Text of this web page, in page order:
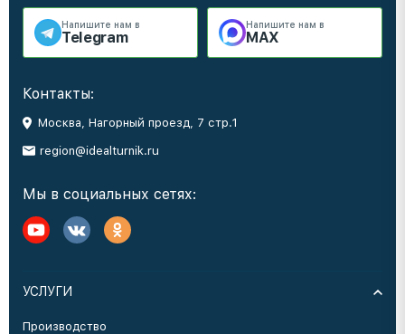
Напишите нам в
Telegram
Напишите нам в
MAX
Контакты:
Москва, Нагорный проезд, 7 стр.1
region@idealturnik.ru
Мы в социальных сетях:
УСЛУГИ
Производство